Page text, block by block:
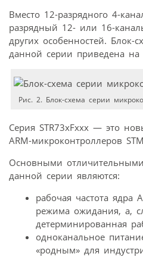
Вместо 12-разрядного 4-
разрядный 12- или 16-
других особенностей. Блок-
данной серии приведена на
Рис. 2. Блок-схема серии
Серия STR73xFxxx — это
ARM-микроконтроллеров
Основными отличительными
данной серии являются:
рабочая частота
режима ожидания, а,
детерминированная
одноканальное
«родным» для